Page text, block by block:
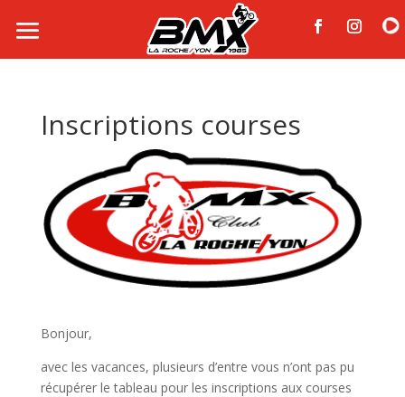
Inscriptions courses
Bonjour,
avec les vacances, plusieurs d’entre vous n’ont pas pu
récupérer le tableau pour les inscriptions aux courses